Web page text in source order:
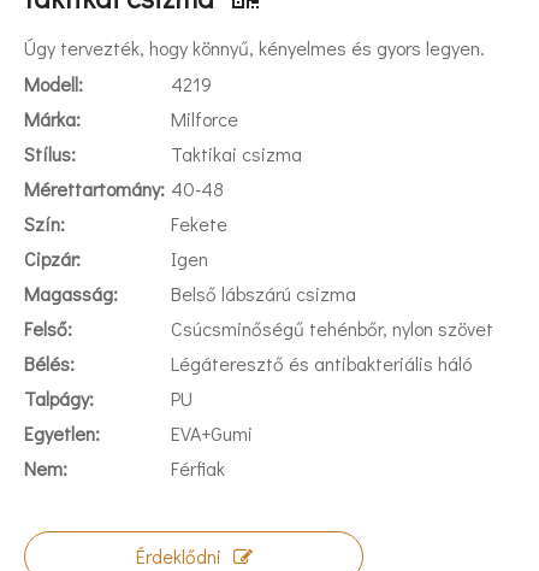
Úgy tervezték, hogy könnyű, kényelmes és gyors legyen.
Modell:
4219
Márka:
Milforce
Stílus:
Taktikai csizma
Mérettartomány: 40-48
Szín:
Fekete
Cipzár:
Igen
Magasság:
Belső lábszárú csizma
Felső:
Csúcsminőségű tehénbőr, nylon szövet
Bélés:
Légáteresztő és antibakteriális háló
Talpágy:
PU
Egyetlen:
EVA+Gumi
Nem:
Férfiak
Érdeklődni